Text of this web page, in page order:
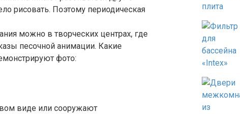
рисовать. Поэтому периодическая
можно в творческих центрах, где
песочной анимации. Какие
фото:
виде или сооружают